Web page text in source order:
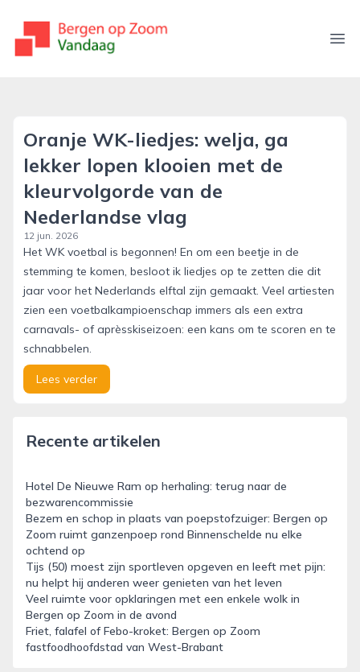
bergenopzoomvandaag.nl
Oranje WK-liedjes: welja, ga
lekker lopen klooien met de
kleurvolgorde van de
Nederlandse vlag
12 jun. 2026
Het WK voetbal is begonnen! En om een beetje in de
stemming te komen, besloot ik liedjes op te zetten die dit
jaar voor het Nederlands elftal zijn gemaak­­­­­t. Veel artiesten
zien een voetbalkampioenschap immers als een extra
carnavals- of après­skiseizoen: een kans om te scoren en te
schnabbelen.
Lees verder
Recente artikelen
Hotel De Nieuwe Ram op herhaling: terug naar de
bezwarencommissie
Bezem en schop in plaats van poepstofzuiger: Bergen op
Zoom ruimt ganzenpoep rond Binnenschelde nu elke
ochtend op
Tijs (50) moest zijn sportleven opgeven en leeft met pijn:
nu helpt hij anderen weer genieten van het leven
Veel ruimte voor opklaringen met een enkele wolk in
Bergen op Zoom in de avond
Friet, falafel of Febo-kroket: Bergen op Zoom
fastfoodhoofdstad van West-Brabant